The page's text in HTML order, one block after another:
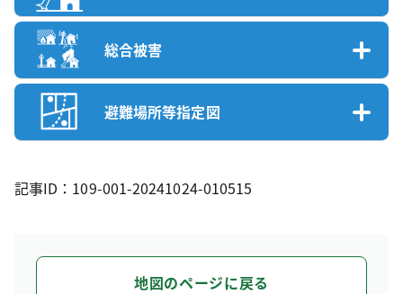
総合被害
避難場所等指定図
記事ID：109-001-20241024-010515
地図のページに戻る